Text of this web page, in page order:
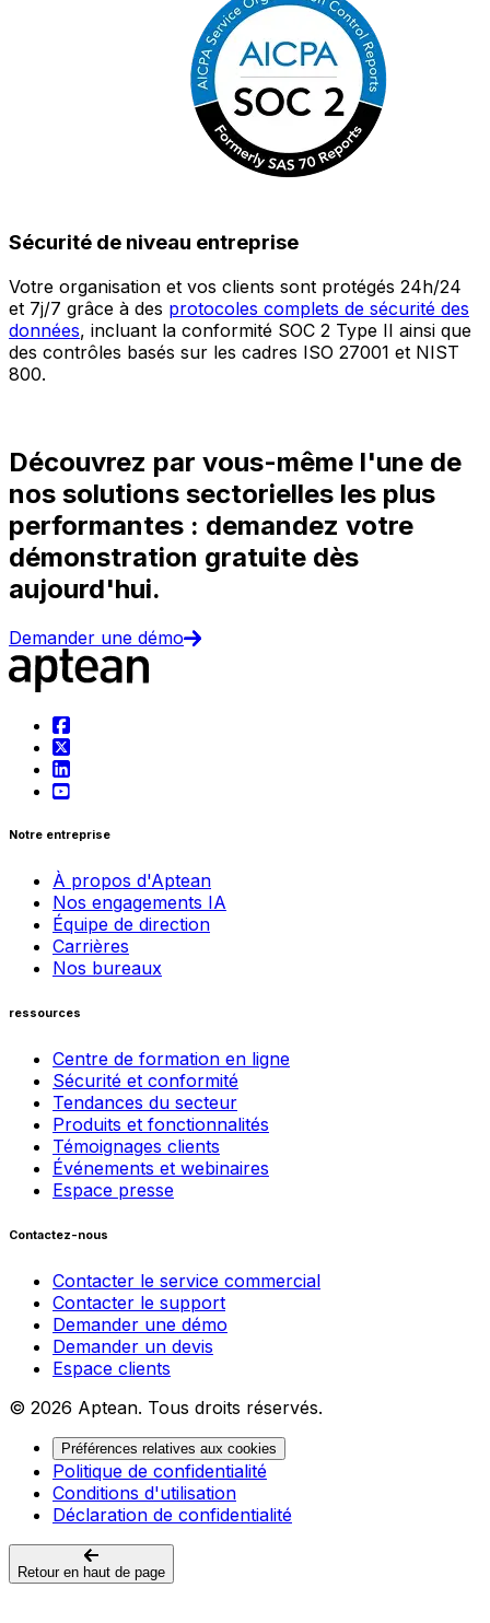
Sécurité de niveau entreprise
Votre organisation et vos clients sont protégés 24h/24
et 7j/7 grâce à des protocoles complets de sécurité des
données, incluant la conformité SOC 2 Type II ainsi que
des contrôles basés sur les cadres ISO 27001 et NIST
800.
Découvrez par vous-même l'une de
nos solutions sectorielles les plus
performantes : demandez votre
démonstration gratuite dès
aujourd'hui.
Demander une démo
Notre entreprise
À propos d'Aptean
Nos engagements IA
Équipe de direction
Carrières
Nos bureaux
ressources
Centre de formation en ligne
Sécurité et conformité
Tendances du secteur
Produits et fonctionnalités
Témoignages clients
Événements et webinaires
Espace presse
Contactez-nous
Contacter le service commercial
Contacter le support
Demander une démo
Demander un devis
Espace clients
© 2026 Aptean. Tous droits réservés.
Préférences relatives aux cookies
Politique de confidentialité
Conditions d'utilisation
Déclaration de confidentialité
Retour en haut de page